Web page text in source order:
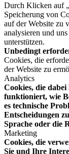
Durch Klicken auf
Speicherung von
auf der Website zu
analysieren und
unterstützen.
Unbedingt
Cookies, die
der Website zu
Analytics
Cookies, die dabei
funktioniert, wie
es technische
Entscheidungen
Sprache oder die
Marketing
Cookies, die
Sie und Ihre